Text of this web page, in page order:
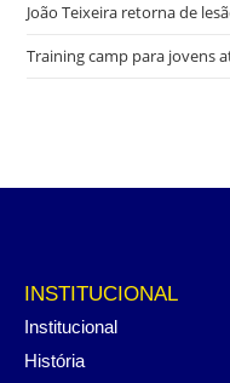
João Teixeira retorna de
Training camp para jovens
INSTITUCIONAL
Institucional
História